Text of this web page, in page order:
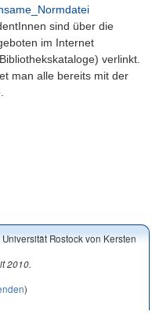
sind über die
im Internet
verlinkt.
man alle bereits mit der
Rostock von Kersten
2010.
)